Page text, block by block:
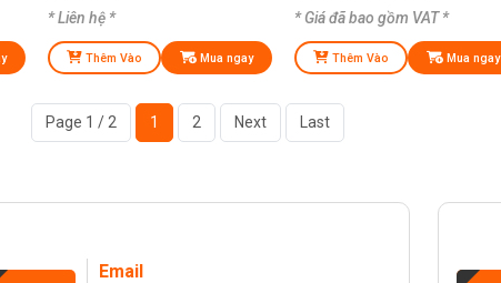
* Liên hệ *
Thêm Vào Mua ngay
* Giá đã bao gồm VAT *
Thêm Vào Mua ngay
Page 1 / 2 1 2 Next Last
Email